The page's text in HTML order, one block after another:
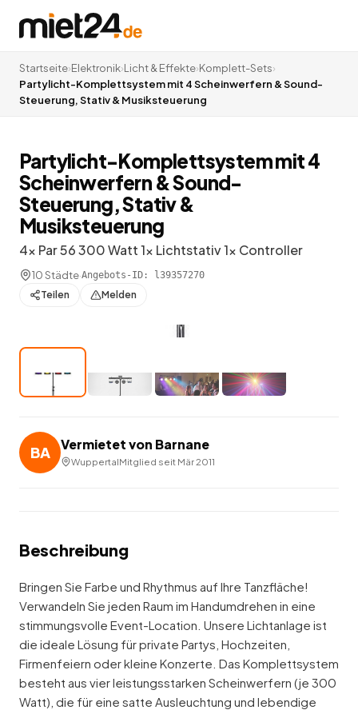
Startseite›Elektronik›Licht & Effekte›Komplett-Sets›
Partylicht-Komplettsystem mit 4 Scheinwerfern & Sound-
Steuerung, Stativ & Musiksteuerung
Partylicht-Komplettsystem mit 4
Scheinwerfern & Sound-
Steuerung, Stativ &
Musiksteuerung
4x Par 56 300 Watt 1x Lichtstativ 1x Controller
10 Städte·Angebots-ID: l39357270
Teilen Melden
BA Vermietet von Barnane
WuppertalMitglied seit Mär 2011
Beschreibung
Bringen Sie Farbe und Rhythmus auf Ihre Tanzfläche!
Verwandeln Sie jeden Raum im Handumdrehen in eine
stimmungsvolle Event-Location. Unsere Lichtanlage ist
die ideale Lösung für private Partys, Hochzeiten,
Firmenfeiern oder kleine Konzerte. Das Komplettsystem
besteht aus vier leistungsstarken Scheinwerfern (je 300
Watt), die für eine satte Ausleuchtung und lebendige